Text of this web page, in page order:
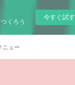
くろう
今すぐ試す
ニュー